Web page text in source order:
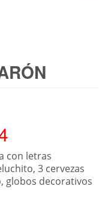
con letras
3 cervezas
globos decorativos